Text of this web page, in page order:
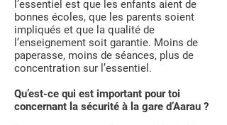
l’essentiel est que les enfants aient de
bonnes écoles, que les parents soient
impliqués et que la qualité de
l’enseignement soit garantie. Moins de
paperasse, moins de séances, plus de
concentration sur l’essentiel.
Qu’est-ce qui est important pour toi
concernant la sécurité à la gare d’Aarau ?